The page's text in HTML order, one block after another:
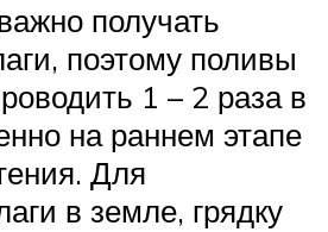
получать
поэтому поливы
1 – 2 раза в
на раннем этапе
Для
в земле, грядку